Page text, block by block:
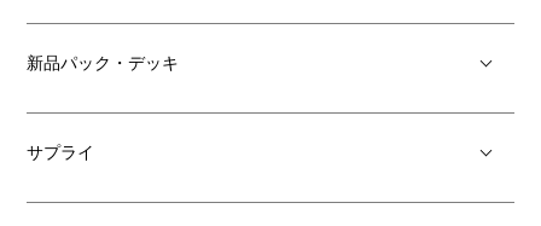
新品パック・デッキ
サプライ